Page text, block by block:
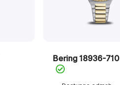
Bering 18936-710